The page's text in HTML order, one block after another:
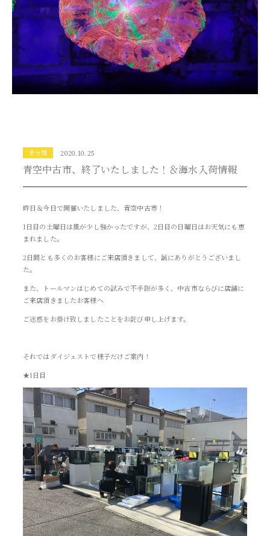
未分類 2020.10.25
青空中古市、終了いたしました！＆海水入荷情報
昨日＆今日で開催いたしました、青空中古市！
1日目の土曜日は風が少し強かったですが、2日目の日曜日はお天気にも恵
まれました。
2日間とも多くのお客様にご来店頂きまして、誠にありがとうございまし
た。
また、トールマンはじめての試みで不手際が多く、中古市ならびに店舗に
ご来店頂きましたお客様へ
ご迷惑をお掛け致しましたことをお詫び申し上げます。
それではダイジェストで様子だけご案内！
★1日目